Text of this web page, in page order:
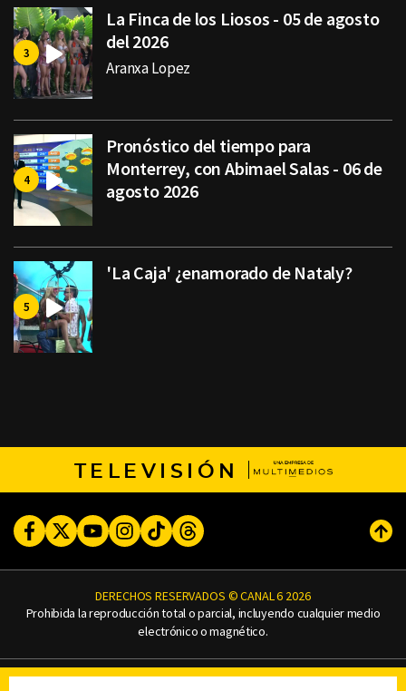
La Finca de los Liosos - 05 de agosto
del 2026
Aranxa Lopez
Pronóstico del tiempo para
Monterrey, con Abimael Salas - 06 de
agosto 2026
'La Caja' ¿enamorado de Nataly?
TELEVISIÓN
FacebookTwitterYoutubeInstagram
TikTokThreads
DERECHOS RESERVADOS © CANAL 6 2026
Prohibida la reproducción total o parcial, incluyendo cualquier medio
electrónico o magnético.